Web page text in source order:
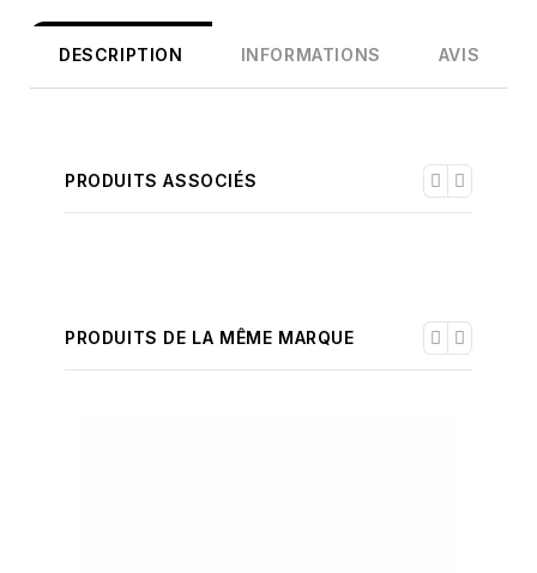
DESCRIPTION INFORMATIONS AVIS
PRODUITS ASSOCIÉS
PRODUITS DE LA MÊME MARQUE